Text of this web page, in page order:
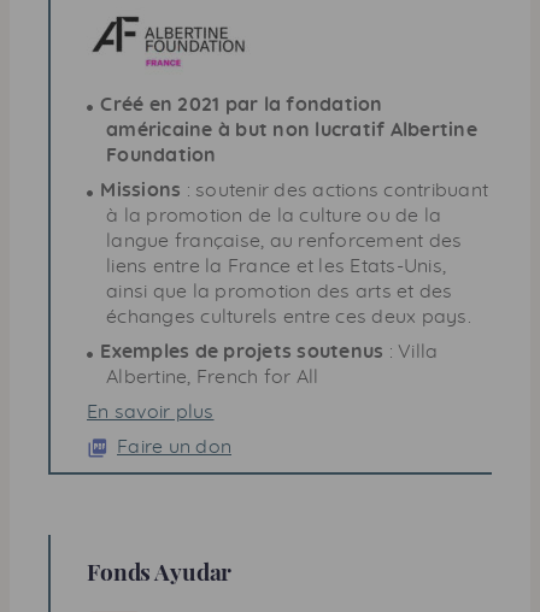
Créé en 2021 par la fondation
américaine à but non lucratif Albertine
Foundation
Missions : soutenir des actions contribuant
à la promotion de la culture ou de la
langue française, au renforcement des
liens entre la France et les Etats-Unis,
ainsi que la promotion des arts et des
échanges culturels entre ces deux pays.
Exemples de projets soutenus : Villa
Albertine,
French for All
En savoir plus
Faire un don
Fonds Ayudar